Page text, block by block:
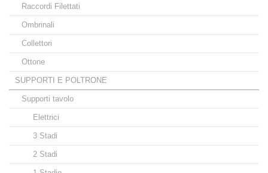
Raccordi Filettati
Ombrinali
Collettori
Ottone
SUPPORTI E POLTRONE
Supporti tavolo
Elettrici
3 Stadi
2 Stadi